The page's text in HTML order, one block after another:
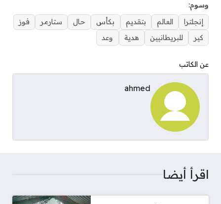
وسوم:
إنجلترا
العالم بتقديم بكأس حال ستارمر
فوز
كير
للبريطانيين هدية وعد
عن الكاتب
ahmed
اقرأ أيضا